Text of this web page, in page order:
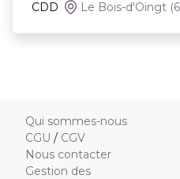
CDD Le Bois-d'Oingt
Qui sommes-nous
CGU / CGV
Nous contacter
Gestion des